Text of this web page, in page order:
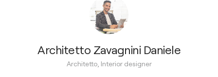
Architetto Zavagnini Daniele
Architetto, Interior designer